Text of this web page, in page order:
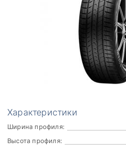
Характеристики
Ширина профиля:
Высота профиля: